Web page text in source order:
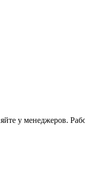
у менеджеров.